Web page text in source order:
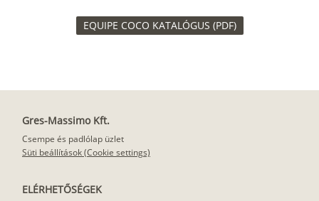
EQUIPE COCO KATALÓGUS (PDF)
Gres-Massimo Kft.
Csempe és padlólap üzlet
Süti beállítások (Cookie settings)
ELÉRHETŐSÉGEK